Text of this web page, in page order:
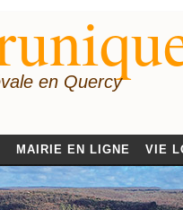
en Quercy
MAIRIE EN LIGNE VIE